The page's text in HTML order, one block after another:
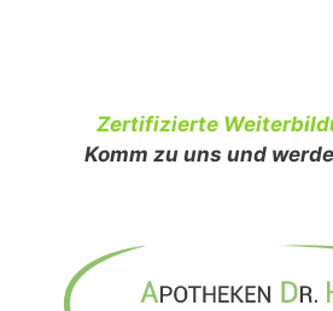
Zertifizierte
Komm zu uns und